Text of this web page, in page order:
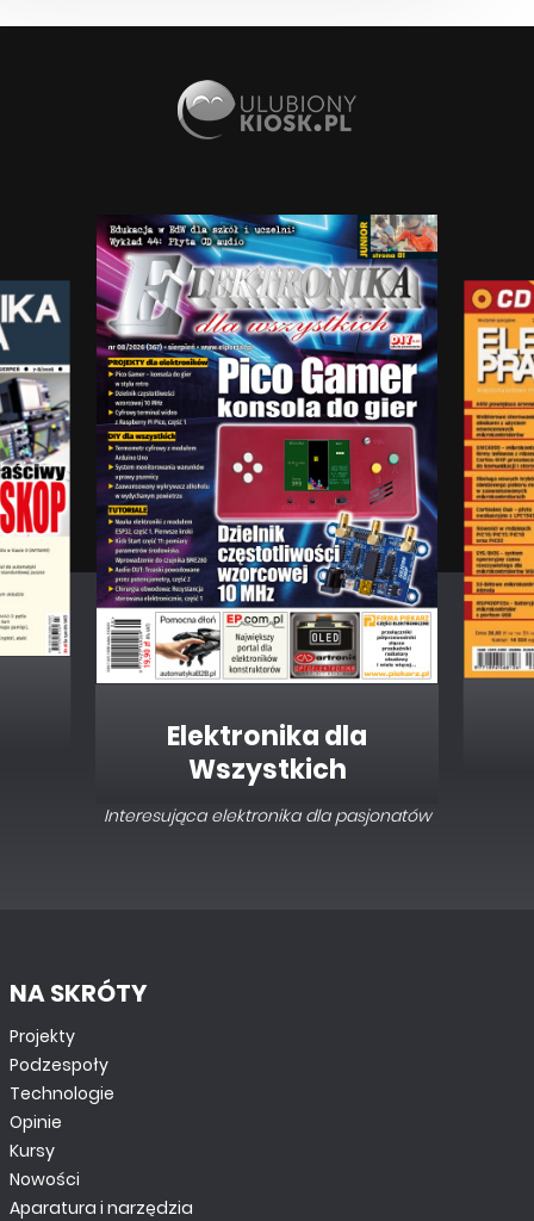
Elektronika dla
Wszystkich
Interesująca elektronika dla pasjonatów
NA SKRÓTY
Projekty
Podzespoły
Technologie
Opinie
Kursy
Nowości
Aparatura i narzędzia